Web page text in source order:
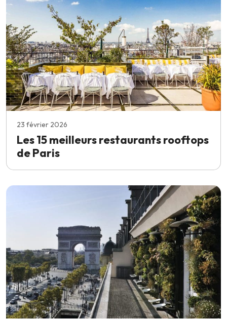
23 février 2026
Les 15 meilleurs restaurants rooftops
de Paris